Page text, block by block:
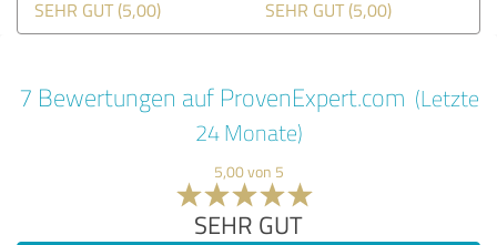
SEHR GUT (5,00)
SEHR GUT (5,00)
7 Bewertungen auf ProvenExpert.com (Letzte
24 Monate)
5,00 von 5
SEHR GUT